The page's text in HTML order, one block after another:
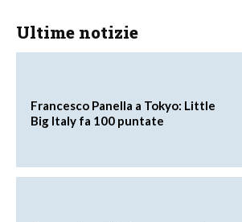
Ultime notizie
Francesco Panella a Tokyo: Little
Big Italy fa 100 puntate